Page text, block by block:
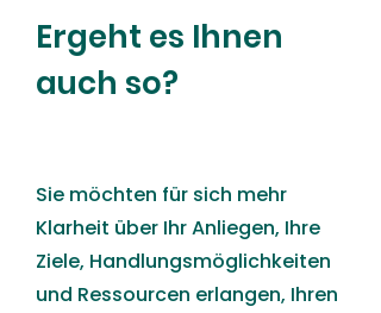
Ergeht es Ihnen
auch so?
Sie möchten für sich mehr
Klarheit über Ihr Anliegen, Ihre
Ziele, Handlungsmöglichkeiten
und Ressourcen erlangen, Ihren